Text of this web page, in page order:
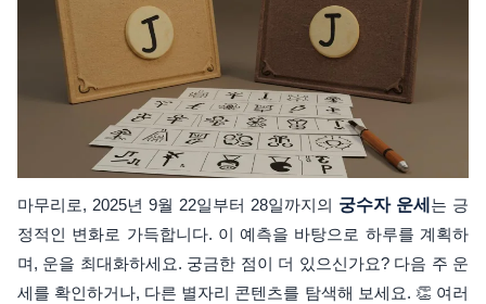
마무리로, 2025년 9월 22일부터 28일까지의 궁수자 운세 는 긍
정적인 변화로 가득합니다. 이 예측을 바탕으로 하루를 계획하
며, 운을 최대화하세요. 궁금한 점이 더 있으신가요? 다음 주 운
세를 확인하거나, 다른 별자리 콘텐츠를 탐색해 보세요. 👏 여러